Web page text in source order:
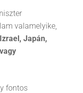
valamelyike,
Japán,
fontos